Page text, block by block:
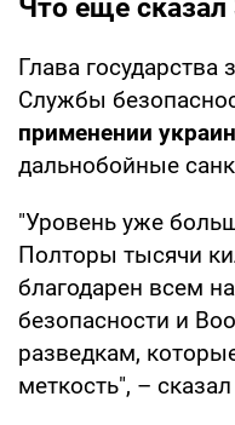
Что еще сказал
Глава
Службы
применении
дальнобойные
"Уровень уже
Полторы тысячи
благодарен всем
безопасности и
разведкам,
меткость", –